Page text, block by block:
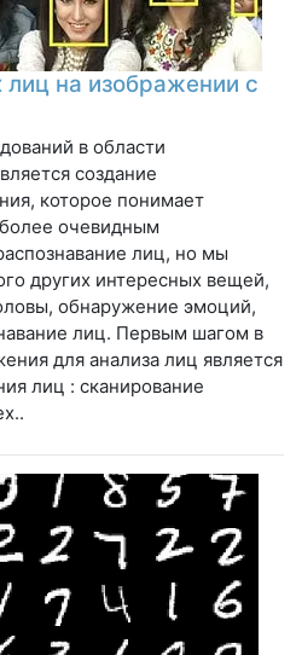
на изображении с
в области
создание
которое понимает
очевидным
лиц, но мы
других интересных вещей,
обнаружение эмоций,
лиц. Первым шагом в
для анализа лиц является
лиц : сканирование